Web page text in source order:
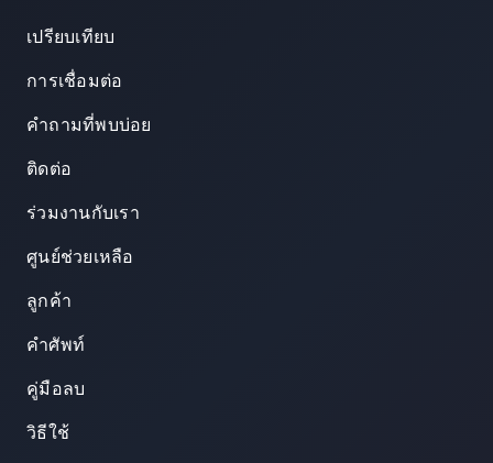
เปรียบเทียบ
การเชื่อมต่อ
คำถามที่พบบ่อย
ติดต่อ
ร่วมงานกับเรา
ศูนย์ช่วยเหลือ
ลูกค้า
คำศัพท์
คู่มือลบ
วิธีใช้